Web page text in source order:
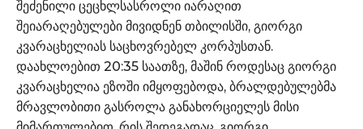
შეძენილი ცეცხლსასროლი იარაღით
შეიარაღებულები მივიდნენ თბილისში, გიორგი
კვარაცხელიას საცხოვრებელ კორპუსთან.
დაახლოებით 20:35 საათზე, მაშინ როდესაც გიორგი
კვარაცხელია ეზოში იმყოფებოდა, ბრალდებულებმა
მრავლობითი გასროლა განახორციელეს მისი